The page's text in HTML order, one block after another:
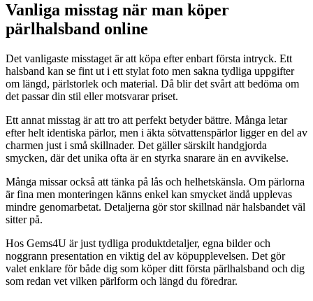
Vanliga misstag när man köper
pärlhalsband online
Det vanligaste misstaget är att köpa efter enbart första intryck. Ett
halsband kan se fint ut i ett stylat foto men sakna tydliga uppgifter
om längd, pärlstorlek och material. Då blir det svårt att bedöma om
det passar din stil eller motsvarar priset.
Ett annat misstag är att tro att perfekt betyder bättre. Många letar
efter helt identiska pärlor, men i äkta sötvattenspärlor ligger en del av
charmen just i små skillnader. Det gäller särskilt handgjorda
smycken, där det unika ofta är en styrka snarare än en avvikelse.
Många missar också att tänka på lås och helhetskänsla. Om pärlorna
är fina men monteringen känns enkel kan smycket ändå upplevas
mindre genomarbetat. Detaljerna gör stor skillnad när halsbandet väl
sitter på.
Hos Gems4U är just tydliga produktdetaljer, egna bilder och
noggrann presentation en viktig del av köpupplevelsen. Det gör
valet enklare för både dig som köper ditt första pärlhalsband och dig
som redan vet vilken pärlform och längd du föredrar.